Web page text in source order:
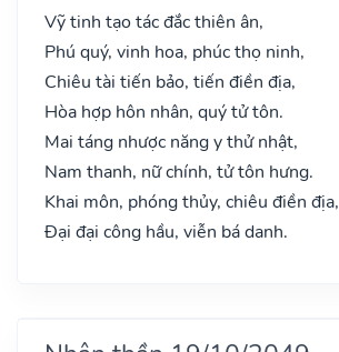
Vỹ tinh tạo tác đắc thiên ân,
Phú quý, vinh hoa, phúc thọ ninh,
Chiêu tài tiến bảo, tiến điền địa,
Hòa hợp hôn nhân, quý tử tôn.
Mai táng nhược năng y thử nhật,
Nam thanh, nữ chính, tử tôn hưng.
Khai môn, phóng thủy, chiêu điền địa,
Đại đại công hầu, viễn bá danh.